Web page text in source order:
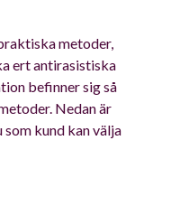
metoder,
ert antirasistiska
befinner sig så
Nedan är
kund kan välja